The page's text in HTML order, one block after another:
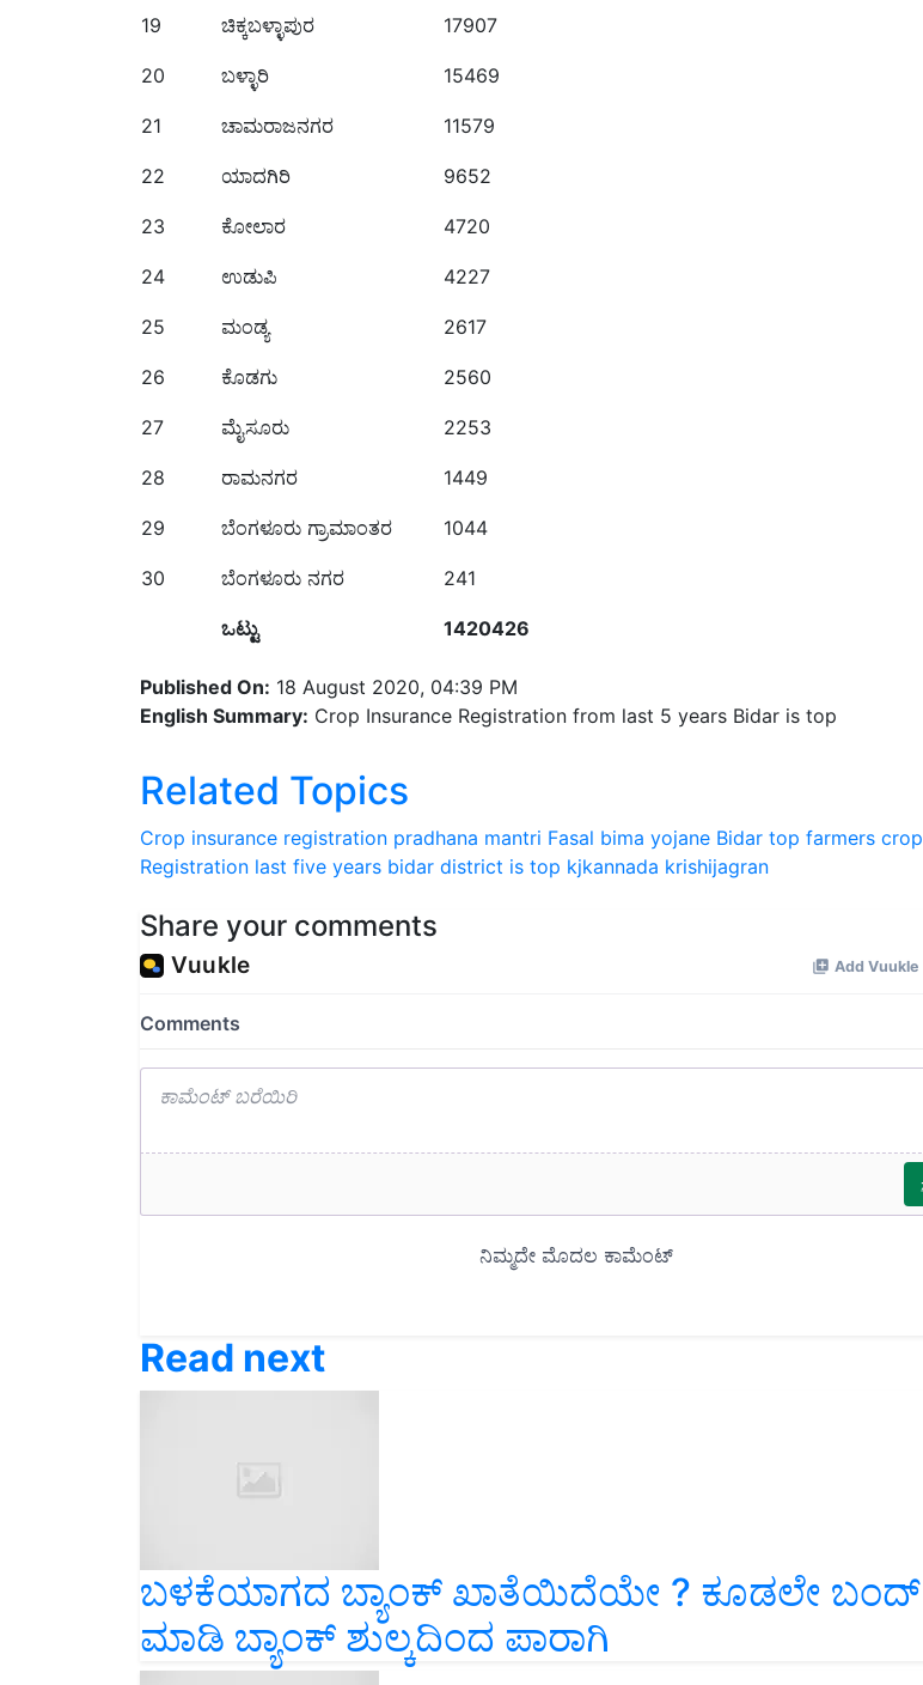
19 ಚಿಕ್ಕಬಳ್ಳಾಪುರ 17907
20 ಬಳ್ಳಾರಿ 15469
21 ಚಾಮರಾಜನಗರ 11579
22 ಯಾದಗಿರಿ 9652
23 ಕೋಲಾರ 4720
24 ಉಡುಪಿ 4227
25 ಮಂಡ್ಯ 2617
26 ಕೊಡಗು 2560
27 ಮೈಸೂರು 2253
28 ರಾಮನಗರ 1449
29 ಬೆಂಗಳೂರು ಗ್ರಾಮಾಂತರ 1044
30 ಬೆಂಗಳೂರು ನಗರ 241
ಒಟ್ಟು 1420426
Published On: 18 August 2020, 04:39 PM
English Summary: Crop Insurance Registration from last 5 years Bidar is top
Related Topics
Crop insurance registration pradhana mantri Fasal bima yojane Bidar top farmers crop
Registration last five years bidar district is top kjkannada krishijagran
Share your comments
Read next
ಬಳಕೆಯಾಗದ ಬ್ಯಾಂಕ್ ಖಾತೆಯಿದೆಯೇ ? ಕೂಡಲೇ ಬಂದ್
ಮಾಡಿ ಬ್ಯಾಂಕ್ ಶುಲ್ಕದಿಂದ ಪಾರಾಗಿ